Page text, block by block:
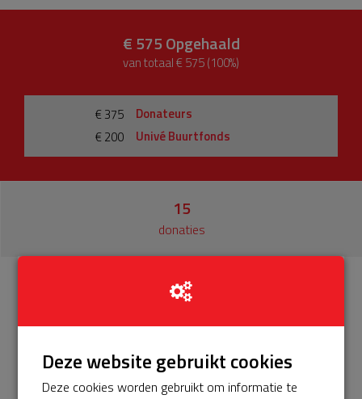
€ 575Opgehaald
van totaal € 575 (100%)
€ 375
Donateurs
€ 200
Univé Buurtfonds
15
donaties
Hi, voor onze BuurtAED verloopt het huidige servicepakket
binnenkort. Om verzekerd te zijn van een goede werking,
tijdige vervanging van accessoires en onderhoud bij
Deze website gebruikt cookies
Deze cookies worden gebruikt om informatie te